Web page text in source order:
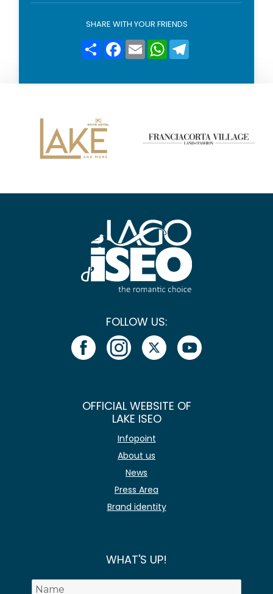
SHARE WITH YOUR FRIENDS
CondividiFacebook
Email WhatsApp
FOLLOW US:
OFFICIAL WEBSITE OF
LAKE ISEO
Infopoint
About us
News
Press Area
Brand identity
WHAT'S UP!